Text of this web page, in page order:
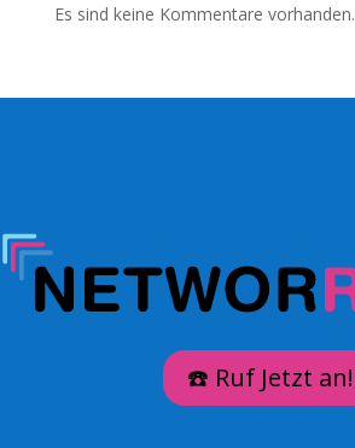
Es sind keine Kommentare vorhanden.
☎️ Ruf Jetzt an!